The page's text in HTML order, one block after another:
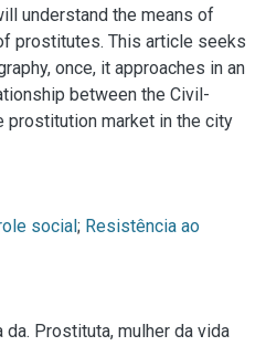
understand the means of
prostitutes. This article seeks
once, it approaches in an
between the Civil-
prostitution market in the city
social; Resistência ao
da. Prostituta, mulher da vida